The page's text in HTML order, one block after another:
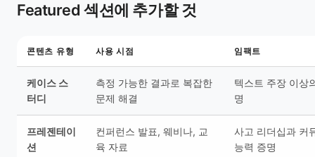
Featured 섹션에 추가할 것
콘텐츠 유형 사용 시점 임팩트
케이스 스
터디
측정 가능한 결과로 복잡한
문제 해결
텍스트 주장 이상
명
프레젠테이
션
컨퍼런스 발표, 웨비나, 교
육 자료
사고 리더십과 커
능력 증명